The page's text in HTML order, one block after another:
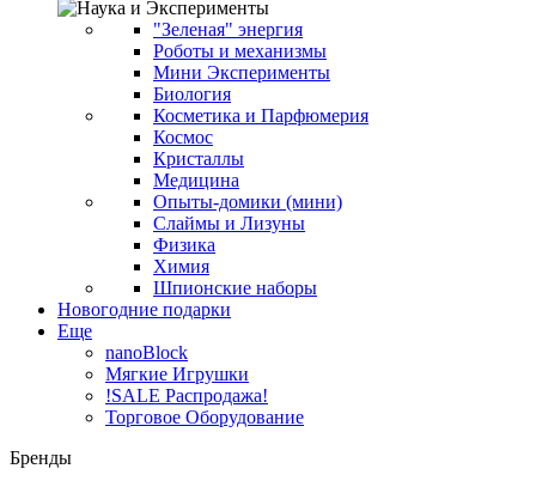
"Зеленая" энергия
Роботы и механизмы
Мини Эксперименты
Биология
Косметика и Парфюмерия
Космос
Кристаллы
Медицина
Опыты-домики (мини)
Слаймы и Лизуны
Физика
Химия
Шпионские наборы
Новогодние подарки
Еще
nanoBlock
Мягкие Игрушки
!SALE Распродажа!
Торговое Оборудование
Бренды